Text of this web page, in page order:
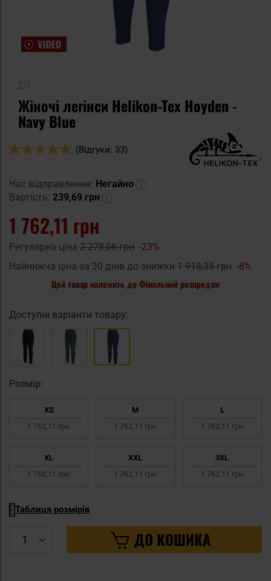
Жіночі легінси Helikon-Tex Hoyden -
Navy Blue
Оцінка:
(Відгуки: 33)
Час відправлення: Негайно
Вартість: 239,69 грн
1 762,11 грн
Регулярна ціна 2 278,06 грн -23%
Найнижча ціна за 30 днів до знижки 1 918,35 грн -8%
Цей товар належить до Фінальний розпродаж
Доступні варіанти товару:
Pозмір:
XS
1 762,11 грн
M
1 762,11 грн
L
1 762,11 грн
XL
1 762,11 грн
XXL
1 762,11 грн
3XL
1 762,11 грн
Таблиця розмірів
ДО КОШИКА